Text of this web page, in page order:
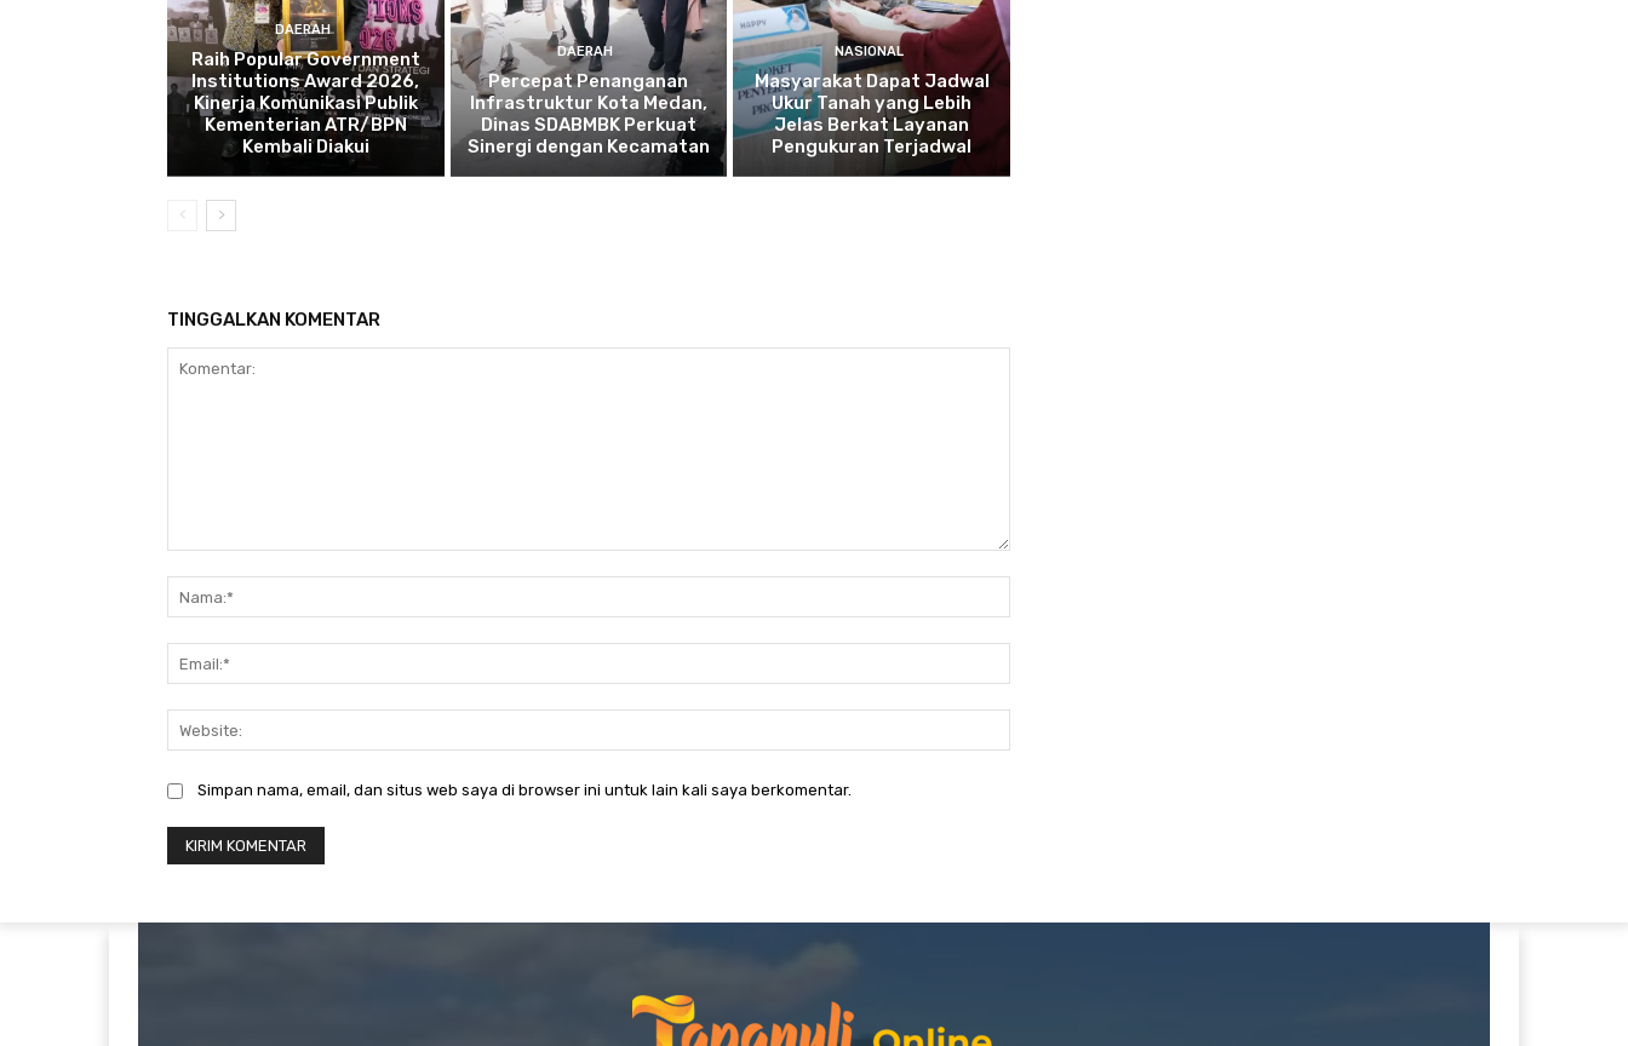
DAERAH
Raih Popular Government
Institutions Award 2026,
Kinerja Komunikasi Publik
Kementerian ATR/BPN
Kembali Diakui
DAERAH
Percepat Penanganan
Infrastruktur Kota Medan,
Dinas SDABMBK Perkuat
Sinergi dengan Kecamatan
NASIONAL
Masyarakat Dapat Jadwal
Ukur Tanah yang Lebih
Jelas Berkat Layanan
Pengukuran Terjadwal
TINGGALKAN KOMENTAR
Simpan nama, email, dan situs web saya di browser ini untuk lain kali saya berkomentar.